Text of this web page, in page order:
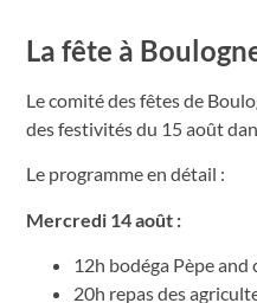
La fête à
Le comité des fêtes de
des festivités du 15 août
Le programme en détail :
Mercredi 14 août :
12h bodéga Pèpe and
20h repas des